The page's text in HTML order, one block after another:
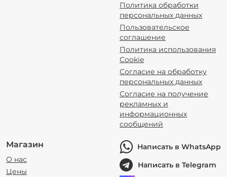
Политика обработки
персональных данных
Пользовательское
соглашение
Политика использования
Cookie
Согласие на обработку
персональных данных
Согласие на получение
рекламных и
информационных
сообщений
Магазин
О нас
Цены
Написать в WhatsApp
Написать в Telegram